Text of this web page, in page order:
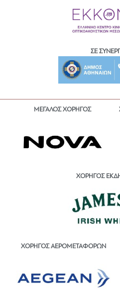
ΣΕ
ΜΕΓΑΛΟΣ ΧΟΡΗΓΟΣ
ΧΟΡΗΓΟΣ
ΧΟΡΗΓΟΣ ΑΕΡΟΜΕΤΑΦΟΡΩΝ